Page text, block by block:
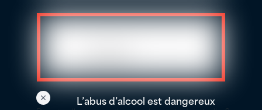
L’abus d’alcool est dangereux